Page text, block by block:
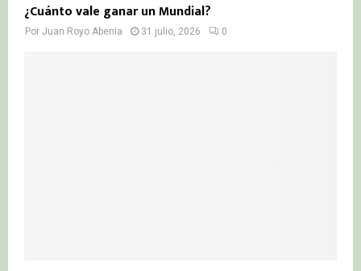
¿Cuánto vale ganar un Mundial?
Por Juan Royo Abenia 31 julio, 2026 0